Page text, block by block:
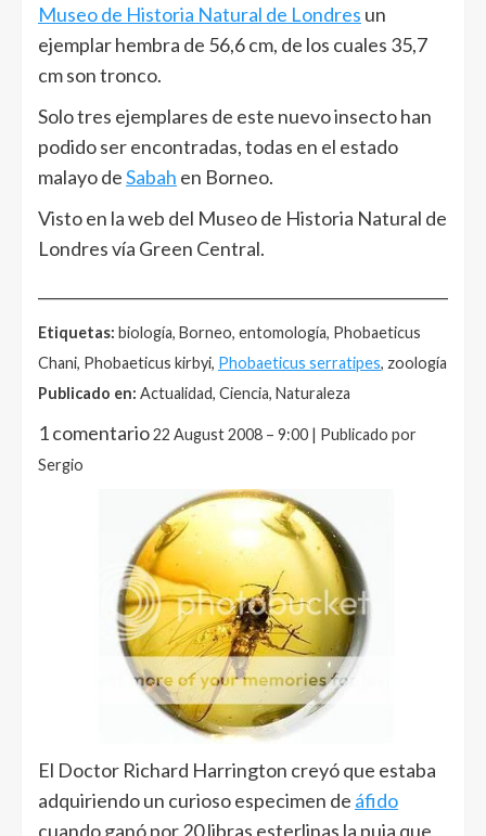
Museo de Historia Natural de Londres un
ejemplar hembra de 56,6 cm, de los cuales 35,7
cm son tronco.
Solo tres ejemplares de este nuevo insecto han
podido ser encontradas, todas en el estado
malayo deSabah en Borneo.
Visto en la web del Museo de Historia Natural de
Londres vía Green Central.
Etiquetas: biología, Borneo, entomología, Phobaeticus
Chani, Phobaeticus kirbyi, Phobaeticus serratipes, zoología
Publicado en: Actualidad, Ciencia, Naturaleza
1 comentario22 August 2008 – 9:00 | Publicado por
Sergio
El Doctor Richard Harrington creyó que estaba
adquiriendo un curioso especimen de áfido
cuando ganó por 20 libras esterlinas la puja que